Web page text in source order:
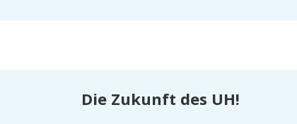
Die Zukunft des UH!